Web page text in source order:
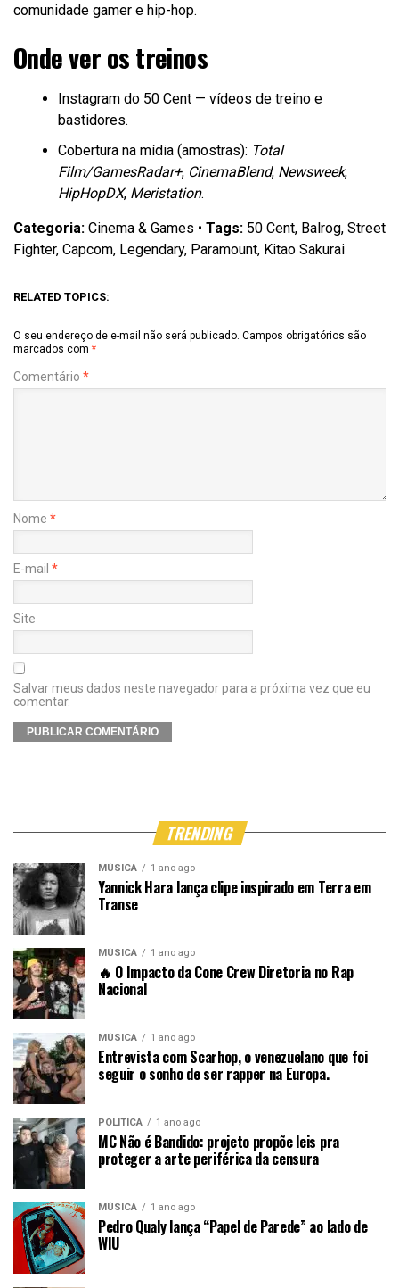
comunidade gamer e hip-hop.
Onde ver os treinos
Instagram do 50 Cent — vídeos de treino e
bastidores.
Cobertura na mídia (amostras): Total
Film/GamesRadar+, CinemaBlend, Newsweek,
HipHopDX, Meristation.
Categoria: Cinema & Games • Tags: 50 Cent, Balrog, Street
Fighter, Capcom, Legendary, Paramount, Kitao Sakurai
RELATED TOPICS:
O seu endereço de e-mail não será publicado. Campos obrigatórios são
marcados com *
Comentário *
Nome *
E-mail *
Site
Salvar meus dados neste navegador para a próxima vez que eu
comentar.
TRENDING
MÚSICA 1 ano ago
Yannick Hara lança clipe inspirado em Terra em
Transe
MÚSICA 1 ano ago
🔥 O Impacto da Cone Crew Diretoria no Rap
Nacional
MÚSICA 1 ano ago
Entrevista com Scarhop, o venezuelano que foi
seguir o sonho de ser rapper na Europa.
POLÍTICA 1 ano ago
MC Não é Bandido: projeto propõe leis pra
proteger a arte periférica da censura
MÚSICA 1 ano ago
Pedro Qualy lança “Papel de Parede” ao lado de
WIU